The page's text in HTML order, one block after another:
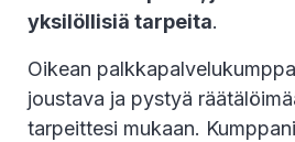
yksilöllisiä tarpeita.
Oikean
joustava ja pystyä
tarpeittesi mukaan.